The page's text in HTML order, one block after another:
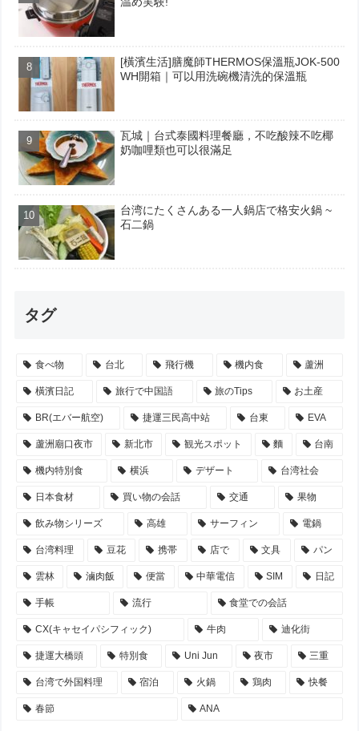
[橫濱生活]膳魔師THERMOS保溫瓶JOK-500
WH開箱｜可以用洗碗機清洗的保溫瓶
瓦城｜台式泰國料理餐廳，不吃酸辣不吃椰
奶咖哩類也可以很滿足
台湾にたくさんある一人鍋店で格安火鍋 ~
石二鍋
タグ
食べ物 台北 飛行機 機内食 蘆洲
橫濱日記 旅行で中国語 旅のTips お土産
BR(エバー航空) 捷運三民高中站 台東 EVA
蘆洲廟口夜市 新北市 観光スポット 麵 台南
機内特別食 横浜 デザート 台湾社会
日本食材 買い物の会話 交通 果物
飲み物シリーズ 高雄 サーフィン 電鍋
台湾料理 豆花 携帯 店で 文具 パン
雲林 滷肉飯 便當 中華電信 SIM 日記
手帳 流行 食堂での会話
CX(キャセイパシフィック) 牛肉 迪化街
捷運大橋頭 特別食 Uni Jun 夜市 三重
台湾で外国料理 宿泊 火鍋 鶏肉 快餐
春節 ANA